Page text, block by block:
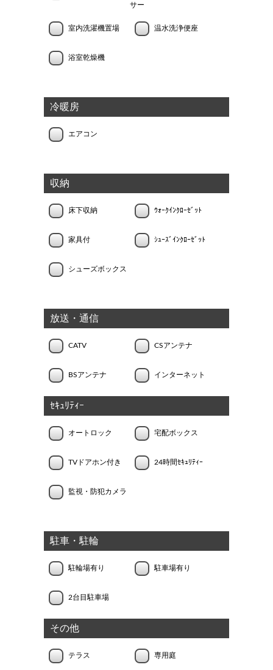
サー
室内洗濯機置場 温水洗浄便座
浴室乾燥機
冷暖房
エアコン
収納
床下収納 ｳｫｰｸｲﾝｸﾛｰｾﾞｯﾄ
家具付 ｼｭｰｽﾞｲﾝｸﾛｰｾﾞｯﾄ
シューズボックス
放送・通信
CATV CSアンテナ
BSアンテナ インターネット
ｾｷｭﾘﾃｨｰ
オートロック 宅配ボックス
TVドアホン付き 24時間ｾｷｭﾘﾃｨｰ
監視・防犯カメラ
駐車・駐輪
駐輪場有り 駐車場有り
2台目駐車場
その他
テラス 専用庭